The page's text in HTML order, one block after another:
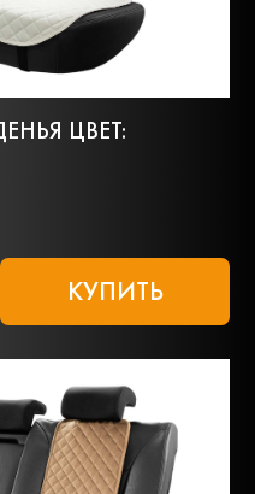
ЦВЕТ:
КУПИТЬ